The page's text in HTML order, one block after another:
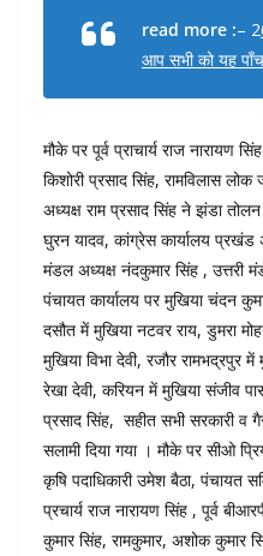
read more :– 2
आप सभी को यह
मौके पर पूर्व प्राचार्य राज नारायण
किशोरी प्रसाद सिंह, रामविलास
अध्यक्ष राम प्रसाद सिंह ने झंडा
घुरन यादव, कांग्रेस कार्यालय प्रखंड
मंडल अध्यक्ष नंदकुमार सिंह , उत्तरी
पंचायत कार्यालय पर मुखिया चंदन
दसौत में मुखिया नटवर राय, डुमरा
मुखिया विभा देवी, रजौर रामभद्रपुर
रेखा देवी, करियन में मुखिया संजीव
प्रसाद सिंह, सहीत सभी सरकारी व
सलामी दिया गया । मौके पर सीओ
कृषि पदाधिकारी उमेश बैठा, पंचायत
प्रचार्य राज नारायण सिंह , पूर्व
कुमार सिंह, रामकुमार, अशोक कुमार